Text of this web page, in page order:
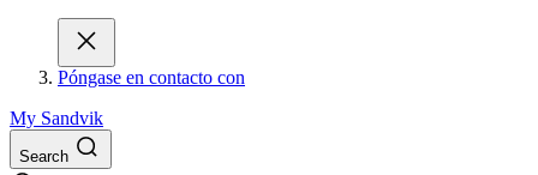
Póngase en contacto con
My Sandvik
Search